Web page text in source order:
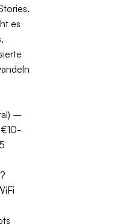
es
–